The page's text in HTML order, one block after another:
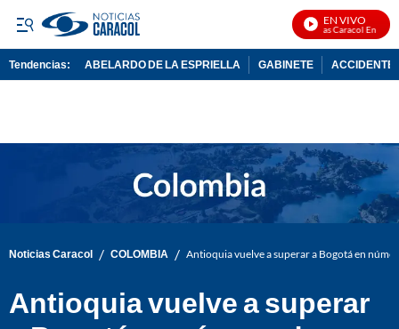
EN VIVO
Noticias Caracol En Vivo
Tendencias: ABELARDO DE LA ESPRIELLA GABINETE ACCIDENTE
Noticias Caracol / COLOMBIA / Antioquia vuelve a superar a Bogotá en
Antioquia vuelve a superar